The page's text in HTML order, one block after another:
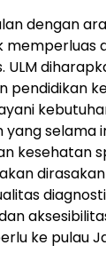
dengan
memperluas
ULM
pendidikan
selama
kesehatan
ke pulau